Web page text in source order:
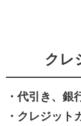
クレ
・代引き、銀
・クレジット